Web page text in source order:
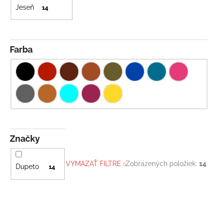
Značky
Dupeto 14
Farba
Jeseň 14
VYMAZAŤ FILTRE Zobrazených položiek:14
€18